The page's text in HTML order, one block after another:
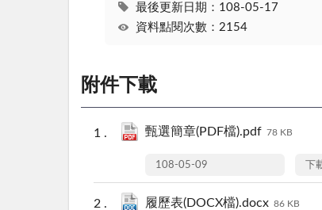
最後更新日期：108-05-17
資料點閱次數：2154
附件下載
甄選簡章(PDF檔).pdf 78 KB
108-05-09 下
履歷表(DOCX檔).docx 86 KB